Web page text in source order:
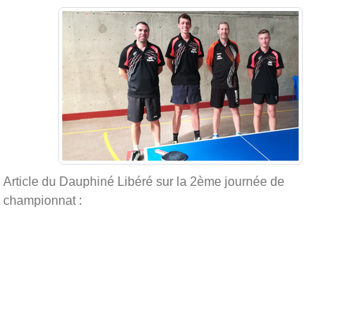
Article du Dauphiné Libéré sur la 2ème journée de
championnat :